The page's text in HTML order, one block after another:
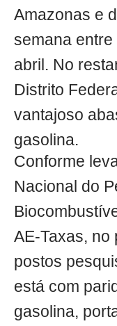
Amazonas e
semana entre
abril. No
Distrito
vantajoso
gasolina.
Conforme
Nacional do
AE-Taxas, no
postos
está com
gasolina,